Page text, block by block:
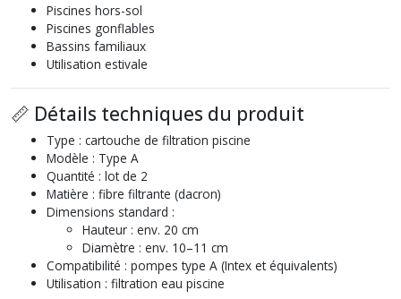
Piscines hors-sol
Piscines gonflables
Bassins familiaux
Utilisation estivale
📏 Détails techniques du produit
Type : cartouche de filtration piscine
Modèle : Type A
Quantité : lot de 2
Matière : fibre filtrante (dacron)
Dimensions standard :
Hauteur : env. 20 cm
Diamètre : env. 10–11 cm
Compatibilité : pompes type A (Intex et équivalents)
Utilisation : filtration eau piscine